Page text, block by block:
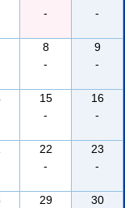
-
-
8
-
9
-
15
-
16
-
22
-
23
-
29
30